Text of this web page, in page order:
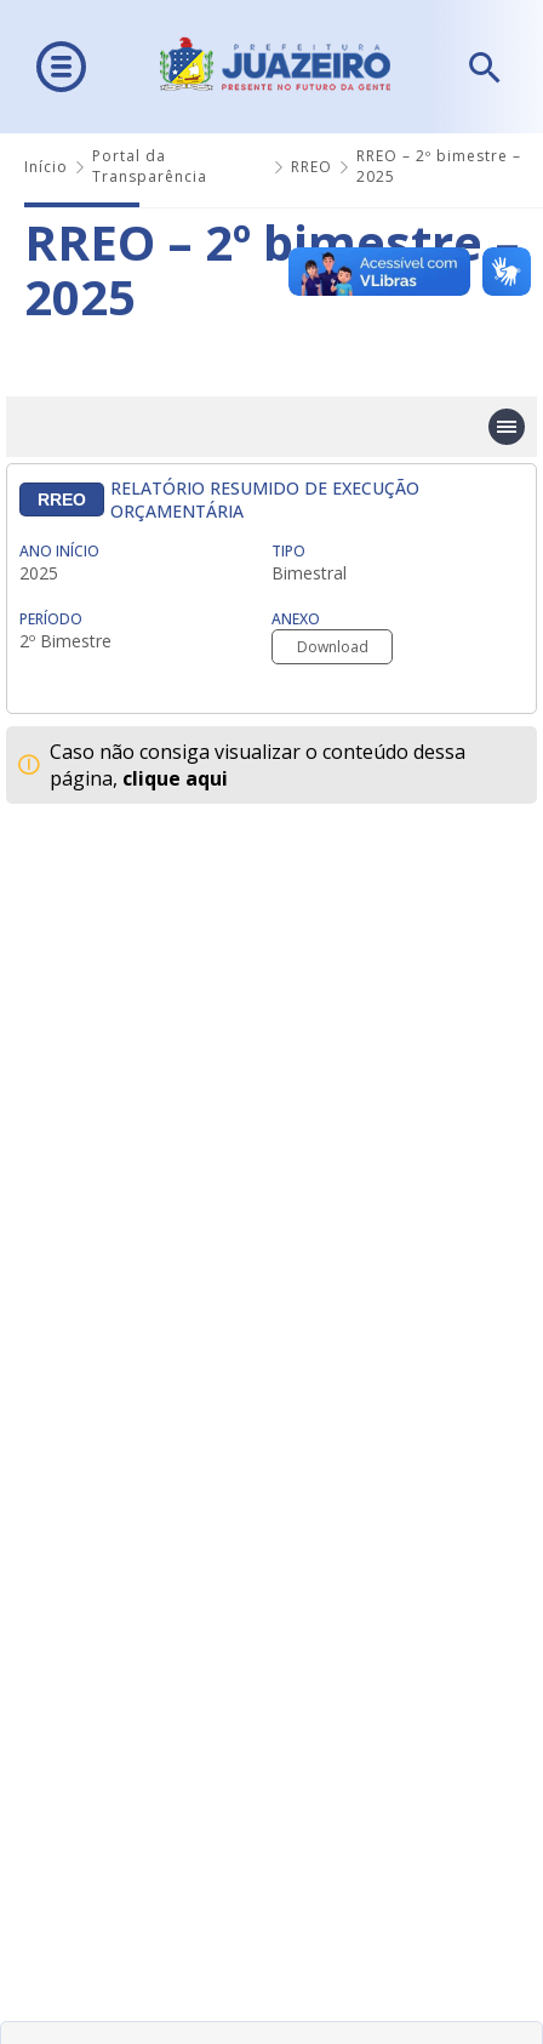
Início
Portal da
Transparência
RREO
RREO – 2º bimestre –
2025
RREO – 2º bimestre –
2025
RREO
RELATÓRIO RESUMIDO DE EXECUÇÃO
ORÇAMENTÁRIA
ANO INÍCIO
2025
TIPO
Bimestral
PERÍODO
2º Bimestre
ANEXO
Download
Caso não consiga visualizar o conteúdo dessa
página, clique aqui